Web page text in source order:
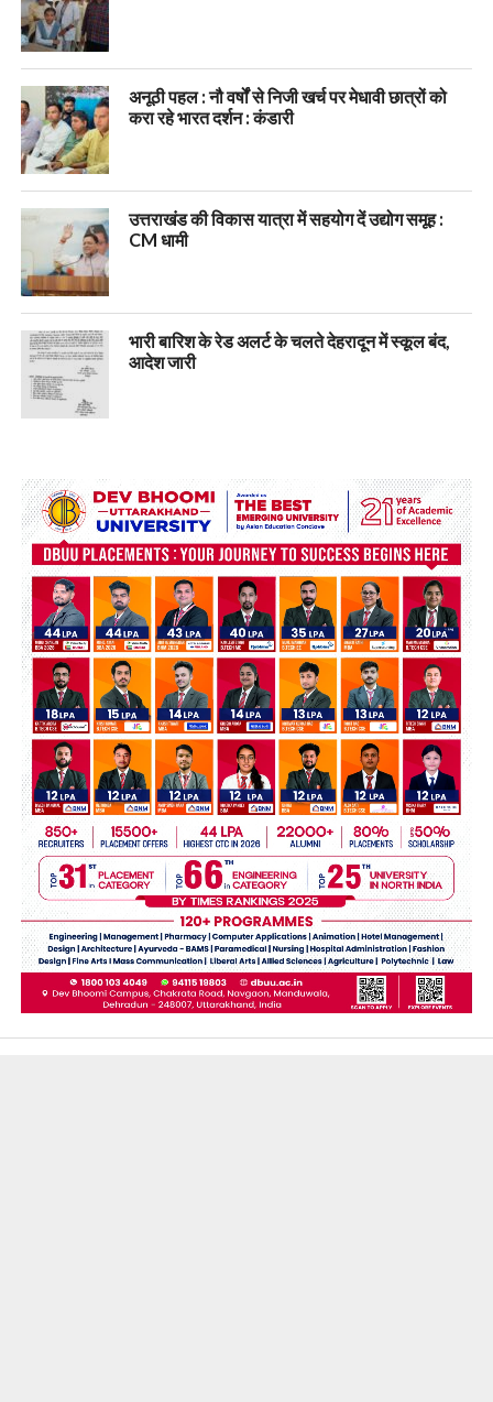
अनूठी पहल : नौ वर्षों से निजी खर्च पर मेधावी छात्रों को
करा रहे भारत दर्शन : कंडारी
उत्तराखंड की विकास यात्रा में सहयोग दें उद्योग समूह :
CM धामी
भारी बारिश के रेड अलर्ट के चलते देहरादून में स्कूल बंद,
आदेश जारी